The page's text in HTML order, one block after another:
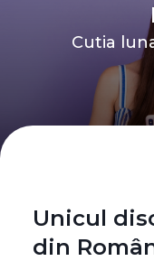
Cutia
Unicul
din